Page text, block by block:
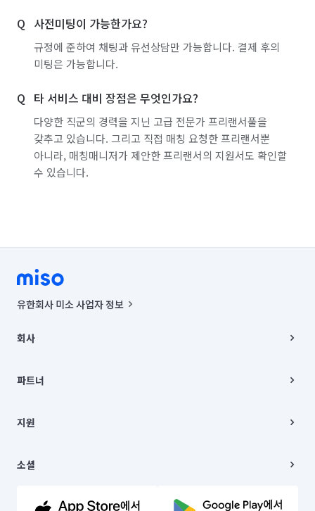
사전미팅이 가능한가요?
규정에 준하여 채팅과 유선상담만 가능합니다. 결제 후의
미팅은 가능합니다.
타 서비스 대비 장점은 무엇인가요?
다양한 직군의 경력을 지닌 고급 전문가 프리랜서풀을
갖추고 있습니다. 그리고 직접 매칭 요청한 프리랜서뿐
아니라, 매칭매니저가 제안한 프리랜서의 지원서도 확인할
수 있습니다.
유한회사 미소 사업자 정보
00019 |
주소 | 본사: 서울특별시 종로구 율곡로 6(중학동, 트윈트리빌딩) B동 5층
컨택센터 : 서울특별시 종로구 수송동 율곡로 24, 7층, 8층 미소
상품, 상품정보, 거래에 관한 의무와 책임은 거래당사자에게 있습니다.
언론 보도 관련 문의:
© 유한회사 미소. Miso, Inc. All Rights Reserved.
회사
채용
파트너
이사
지원
이용약관
문의하기
소셜
유튜브